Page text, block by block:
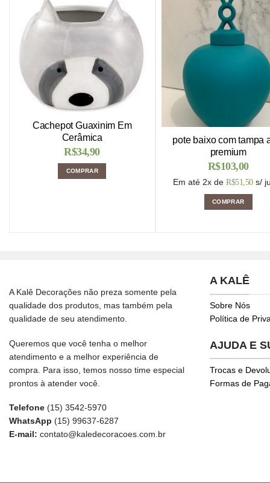
Cachepot Guaxinim Em
Cerâmica
R$34,90
COMPRAR
pote baixo com tampa
premium
R$103,00
Em até 2x de R$51,50 s/
COMPRAR
A Kalê Decorações não preza somente pela
qualidade dos produtos, mas também pela
qualidade de seu atendimento.
Queremos que você tenha o melhor
atendimento e a melhor experiência de
compra. Para isso, temos nosso time especial
prontos à atender você.
Telefone (15) 3542-5970
WhatsApp (15) 99637-6287
E-mail: contato@kaledecoracoes.com.br
A KALÊ
Sobre Nós
Política de
AJUDA E
Trocas e
Formas de